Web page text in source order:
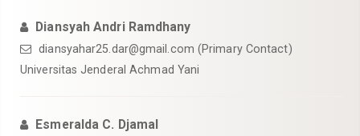
Diansyah Andri Ramdhany
diansyahar25.dar@gmail.com (Primary Contact)
Universitas Jenderal Achmad Yani
Esmeralda C. Djamal